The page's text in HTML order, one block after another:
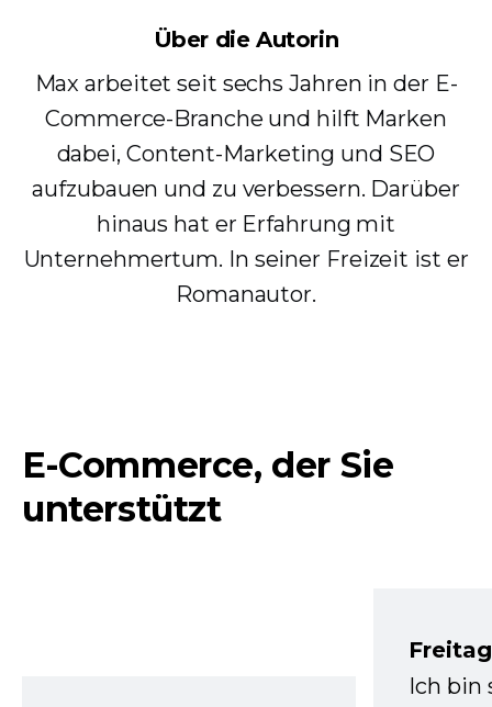
Über die Autorin
Max arbeitet seit sechs Jahren in der E-
Commerce-Branche und hilft Marken
dabei, Content-Marketing und SEO
aufzubauen und zu verbessern. Darüber
hinaus hat er Erfahrung mit
Unternehmertum. In seiner Freizeit ist er
Romanautor.
E-Commerce, der Sie
unterstützt
Ich bin